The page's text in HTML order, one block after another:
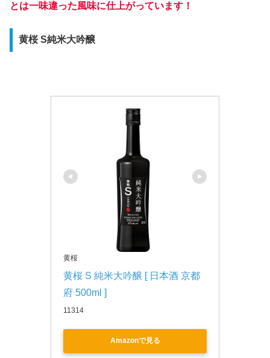
とは一味違った風味に仕上がっています！
黄桜 S純米大吟醸
黄桜
黄桜 S 純米大吟醸 [ 日本酒 京都
府 500ml ]
11314
Amazonで見る